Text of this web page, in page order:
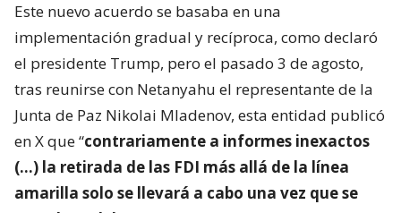
Este nuevo acuerdo se basaba en una
implementación gradual y recíproca, como declaró
el presidente Trump, pero el pasado 3 de agosto,
tras reunirse con Netanyahu el representante de la
Junta de Paz Nikolai Mladenov, esta entidad publicó
en X que “contrariamente a informes inexactos
(…) la retirada de las FDI más allá de la línea
amarilla solo se llevará a cabo una vez que se